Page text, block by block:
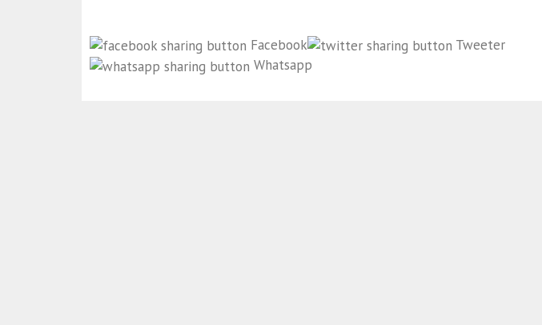
Facebook
Tweeter
Whatsapp